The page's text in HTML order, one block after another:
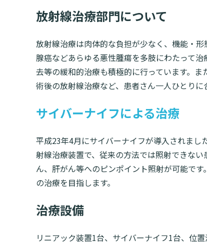
放射線治療部門について
放射線治療は肉体的な負担が少なく、機能・
腺癌などあらゆる悪性腫瘍を多肢にわたって
去等の緩和的治療も積極的に行っています。
術後の放射線治療など、患者さん一人ひとりに
サイバーナイフによる治療
平成23年4月にサイバーナイフが導入されまし
射線治療装置で、従来の方法では照射できな
ん、肝がん等へのピンポイント照射が可能で
の治療を目指します。
治療設備
リニアック装置1台、サイバーナイフ1台、位